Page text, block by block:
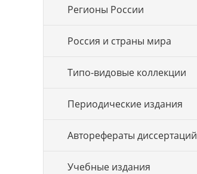
Регионы России
Россия и страны мира
Типо-видовые коллекции
Периодические издания
Авторефераты диссертаций
Учебные издания